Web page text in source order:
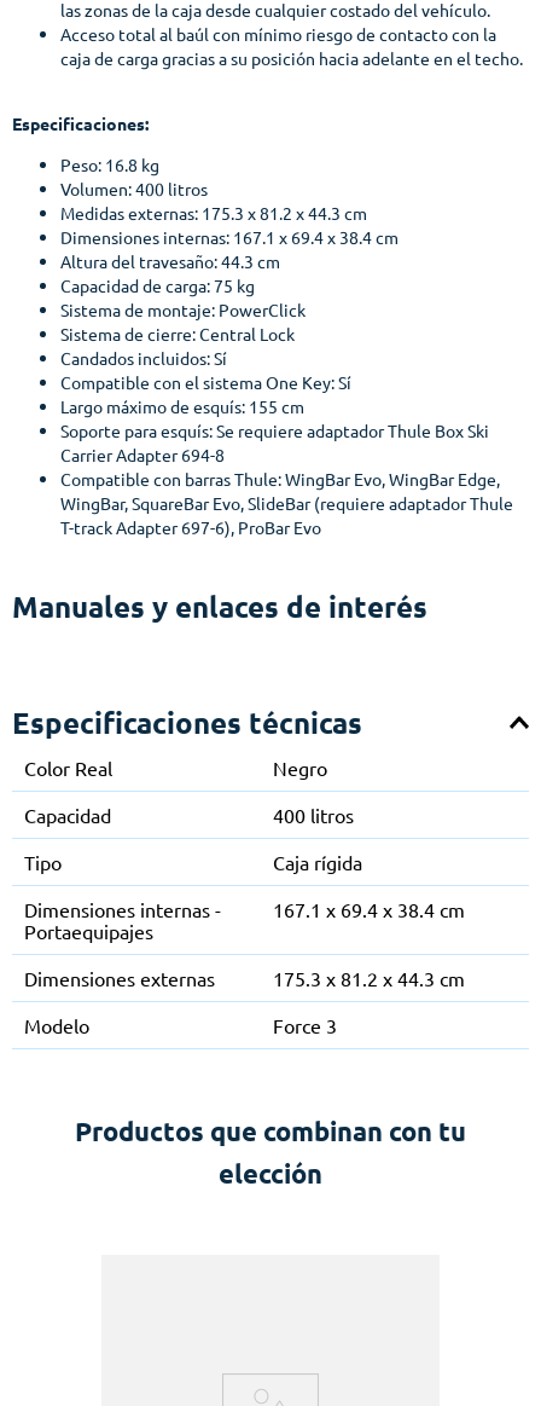
las zonas de la caja desde cualquier costado del vehículo.
Acceso total al baúl con mínimo riesgo de contacto con la
caja de carga gracias a su posición hacia adelante en el techo.
Especificaciones:
Peso: 16.8 kg
Volumen: 400 litros
Medidas externas: 175.3 x 81.2 x 44.3 cm
Dimensiones internas: 167.1 x 69.4 x 38.4 cm
Altura del travesaño: 44.3 cm
Capacidad de carga: 75 kg
Sistema de montaje: PowerClick
Sistema de cierre: Central Lock
Candados incluidos: Sí
Compatible con el sistema One Key: Sí
Largo máximo de esquís: 155 cm
Soporte para esquís: Se requiere adaptador Thule Box Ski
Carrier Adapter 694-8
Compatible con barras Thule: WingBar Evo, WingBar Edge,
WingBar, SquareBar Evo, SlideBar (requiere adaptador Thule
T-track Adapter 697-6), ProBar Evo
Manuales y enlaces de interés
Especificaciones técnicas
Color Real
Negro
Capacidad
400 litros
Tipo
Caja rígida
Dimensiones internas -
Portaequipajes
167.1 x 69.4 x 38.4 cm
Dimensiones externas
175.3 x 81.2 x 44.3 cm
Modelo
Force 3
Productos que combinan con tu
elección